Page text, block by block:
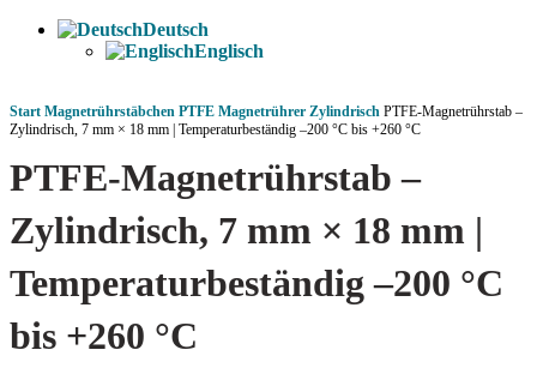
Deutsch
Englisch
Start Magnetrührstäbchen PTFE Magnetrührer Zylindrisch PTFE-Magnetrührstab –
Zylindrisch, 7 mm × 18 mm | Temperaturbeständig –200 °C bis +260 °C
PTFE-Magnetrührstab –
Zylindrisch, 7 mm × 18 mm |
Temperaturbeständig –200 °C
bis +260 °C